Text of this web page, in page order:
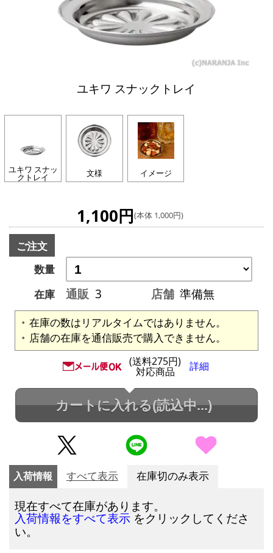
ユキワ スナックトレイ
ユキワ スナッ
クトレイ 文様 イメージ
1,100円(本体 1,000円)
ご注文
数量
在庫
通販 3 店舗 準備無
在庫の数はリアルタイムではありません。
店舗の在庫を通信販売で購入できません。
(送料275円)
対応商品 詳細
カートに入れる(読込中...)
入荷情報 すべて表示 在庫切のみ表示
現在すべて在庫があります。
入荷情報をすべて表示 をクリックしてくださ
い。